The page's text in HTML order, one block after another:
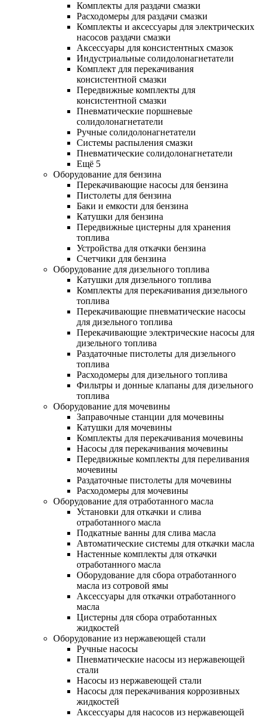
Комплекты для раздачи смазки
Расходомеры для раздачи смазки
Комплекты и аксессуары для электрических
насосов раздачи смазки
Аксессуары для консистентных смазок
Индустриальные солидолонагнетатели
Комплект для перекачивания
консистентной смазки
Передвижные комплекты для
консистентной смазки
Пневматические поршневые
солидолонагнетатели
Ручные солидолонагнетатели
Системы распыления смазки
Пневматические солидолонагнетатели
Ещё 5
Оборудование для бензина
Перекачивающие насосы для бензина
Пистолеты для бензина
Баки и емкости для бензина
Катушки для бензина
Передвижные цистерны для хранения
топлива
Устройства для откачки бензина
Счетчики для бензина
Оборудование для дизельного топлива
Катушки для дизельного топлива
Комплекты для перекачивания дизельного
топлива
Перекачивающие пневматические насосы
для дизельного топлива
Перекачивающие электрические насосы для
дизельного топлива
Раздаточные пистолеты для дизельного
топлива
Расходомеры для дизельного топлива
Фильтры и донные клапаны для дизельного
топлива
Оборудование для мочевины
Заправочные станции для мочевины
Катушки для мочевины
Комплекты для перекачивания мочевины
Насосы для перекачивания мочевины
Передвижные комплекты для переливания
мочевины
Раздаточные пистолеты для мочевины
Расходомеры для мочевины
Оборудование для отработанного масла
Установки для откачки и слива
отработанного масла
Подкатные ванны для слива масла
Автоматические системы для откачки масла
Настенные комплекты для откачки
отработанного масла
Оборудование для сбора отработанного
масла из сотровой ямы
Аксессуары для откачки отработанного
масла
Цистерны для сбора отработанных
жидкостей
Оборудование из нержавеющей стали
Ручные насосы
Пневматические насосы из нержавеющей
стали
Насосы из нержавеющей стали
Насосы для перекачивания коррозивных
жидкостей
Аксессуары для насосов из нержавеющей